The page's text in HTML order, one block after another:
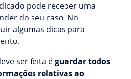
pode receber uma
do seu caso. No
algumas dicas para
ser feita éguardar todos
relativas ao